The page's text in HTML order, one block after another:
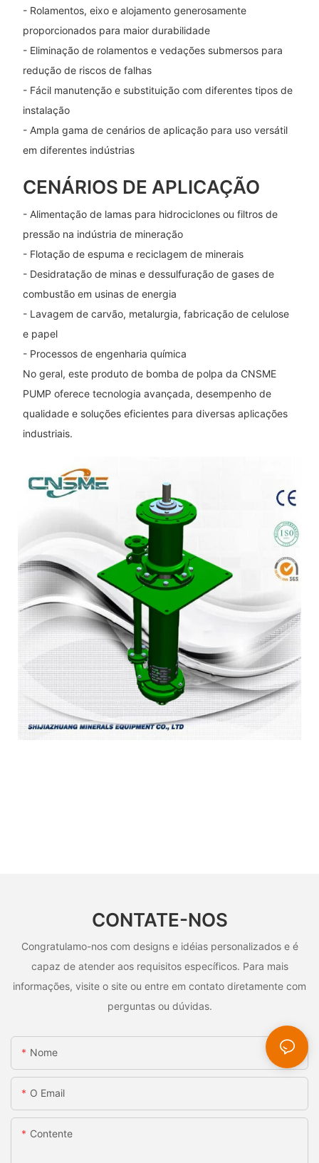
- Rolamentos, eixo e alojamento generosamente
proporcionados para maior durabilidade
- Eliminação de rolamentos e vedações submersos para
redução de riscos de falhas
- Fácil manutenção e substituição com diferentes tipos de
instalação
- Ampla gama de cenários de aplicação para uso versátil
em diferentes indústrias
CENÁRIOS DE APLICAÇÃO
- Alimentação de lamas para hidrociclones ou filtros de
pressão na indústria de mineração
- Flotação de espuma e reciclagem de minerais
- Desidratação de minas e dessulfuração de gases de
combustão em usinas de energia
- Lavagem de carvão, metalurgia, fabricação de celulose
e papel
- Processos de engenharia química
No geral, este produto de bomba de polpa da CNSME
PUMP oferece tecnologia avançada, desempenho de
qualidade e soluções eficientes para diversas aplicações
industriais.
CONTATE-NOS
Congratulamo-nos com designs e idéias personalizados e é
capaz de atender aos requisitos específicos. Para mais
informações, visite o site ou entre em contato diretamente com
perguntas ou dúvidas.
Nome
O Email
Contente